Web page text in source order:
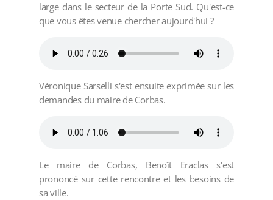
large dans le secteur de la Porte Sud. Qu'est-ce
que vous êtes venue chercher aujourd'hui ?
Véronique Sarselli s'est ensuite exprimée sur les
demandes du maire de Corbas.
Le maire de Corbas, Benoît Eraclas s'est
prononcé sur cette rencontre et les besoins de
sa ville.